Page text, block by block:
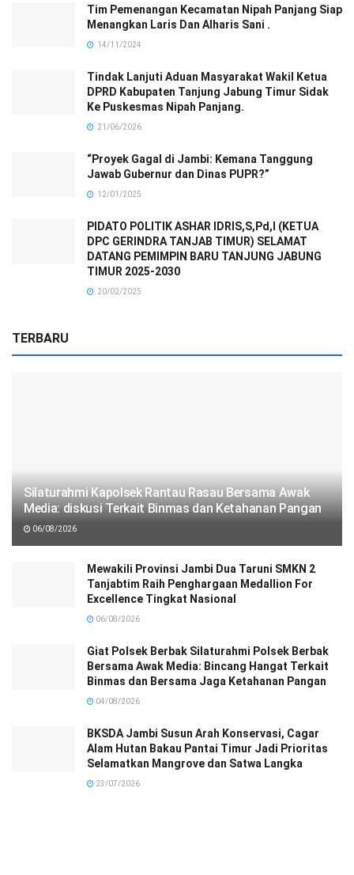
Tim Pemenangan Kecamatan Nipah Panjang Siap
Menangkan Laris Dan Alharis Sani .
14/11/2024
Tindak Lanjuti Aduan Masyarakat Wakil Ketua
DPRD Kabupaten Tanjung Jabung Timur Sidak
Ke Puskesmas Nipah Panjang.
21/06/2026
“Proyek Gagal di Jambi: Kemana Tanggung
Jawab Gubernur dan Dinas PUPR?”
12/01/2025
PIDATO POLITIK ASHAR IDRIS,S,Pd,I (KETUA
DPC GERINDRA TANJAB TIMUR) SELAMAT
DATANG PEMIMPIN BARU TANJUNG JABUNG
TIMUR 2025-2030
20/02/2025
TERBARU
Silaturahmi Kapolsek Rantau Rasau Bersama Awak
Media: diskusi Terkait Binmas dan Ketahanan Pangan
06/08/2026
Mewakili Provinsi Jambi Dua Taruni SMKN 2
Tanjabtim Raih Penghargaan Medallion For
Excellence Tingkat Nasional
06/08/2026
Giat Polsek Berbak Silaturahmi Polsek Berbak
Bersama Awak Media: Bincang Hangat Terkait
Binmas dan Bersama Jaga Ketahanan Pangan
04/08/2026
BKSDA Jambi Susun Arah Konservasi, Cagar
Alam Hutan Bakau Pantai Timur Jadi Prioritas
Selamatkan Mangrove dan Satwa Langka
23/07/2026